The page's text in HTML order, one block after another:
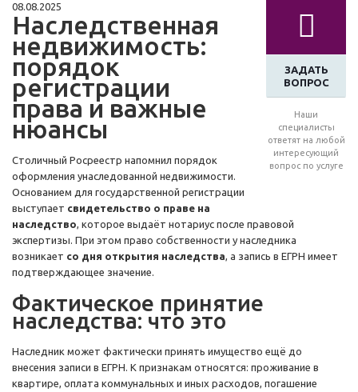
ЗАДАТЬ
ВОПРОС
Наши
специалисты
ответят на любой
интересующий
вопрос по услуге
08.08.2025
Наследственная
недвижимость:
порядок
регистрации
права и важные
нюансы
Столичный Росреестр напомнил порядок
оформления унаследованной недвижимости.
Основанием для государственной регистрации
выступает свидетельство о праве на
наследство, которое выдаёт нотариус после правовой
экспертизы. При этом право собственности у наследника
возникает со дня открытия наследства, а запись в ЕГРН имеет
подтверждающее значение.
Фактическое принятие
наследства: что это
Наследник может фактически принять имущество ещё до
внесения записи в ЕГРН. К признакам относятся: проживание в
квартире, оплата коммунальных и иных расходов, погашение